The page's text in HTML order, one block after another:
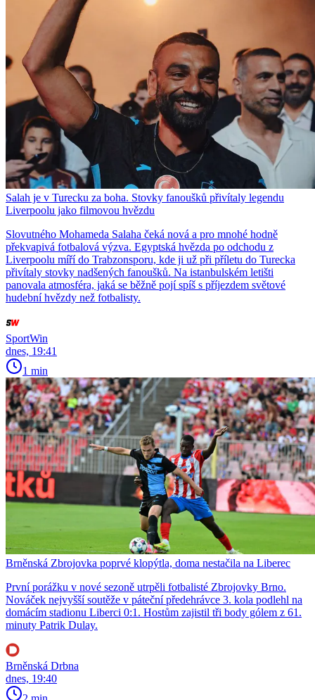
Salah je v Turecku za boha. Stovky fanoušků přivítaly legendu
Liverpoolu jako filmovou hvězdu
Slovutného Mohameda Salaha čeká nová a pro mnohé hodně
překvapivá fotbalová výzva. Egyptská hvězda po odchodu z
Liverpoolu míří do Trabzonsporu, kde ji už při příletu do Turecka
přivítaly stovky nadšených fanoušků. Na istanbulském letišti
panovala atmosféra, jaká se běžně pojí spíš s příjezdem světové
hudební hvězdy než fotbalisty.
SportWin
dnes, 19:41
1 min
Brněnská Zbrojovka poprvé klopýtla, doma nestačila na Liberec
První porážku v nové sezoně utrpěli fotbalisté Zbrojovky Brno.
Nováček nejvyšší soutěže v páteční předehrávce 3. kola podlehl na
domácím stadionu Liberci 0:1. Hostům zajistil tři body gólem z 61.
minuty Patrik Dulay.
Brněnská Drbna
dnes, 19:40